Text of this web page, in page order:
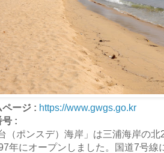
ージ : https://www.gwgs.go.kr
号 :
（ポンスデ）海岸」は三浦海岸の
年にオープンしました。国道7号線